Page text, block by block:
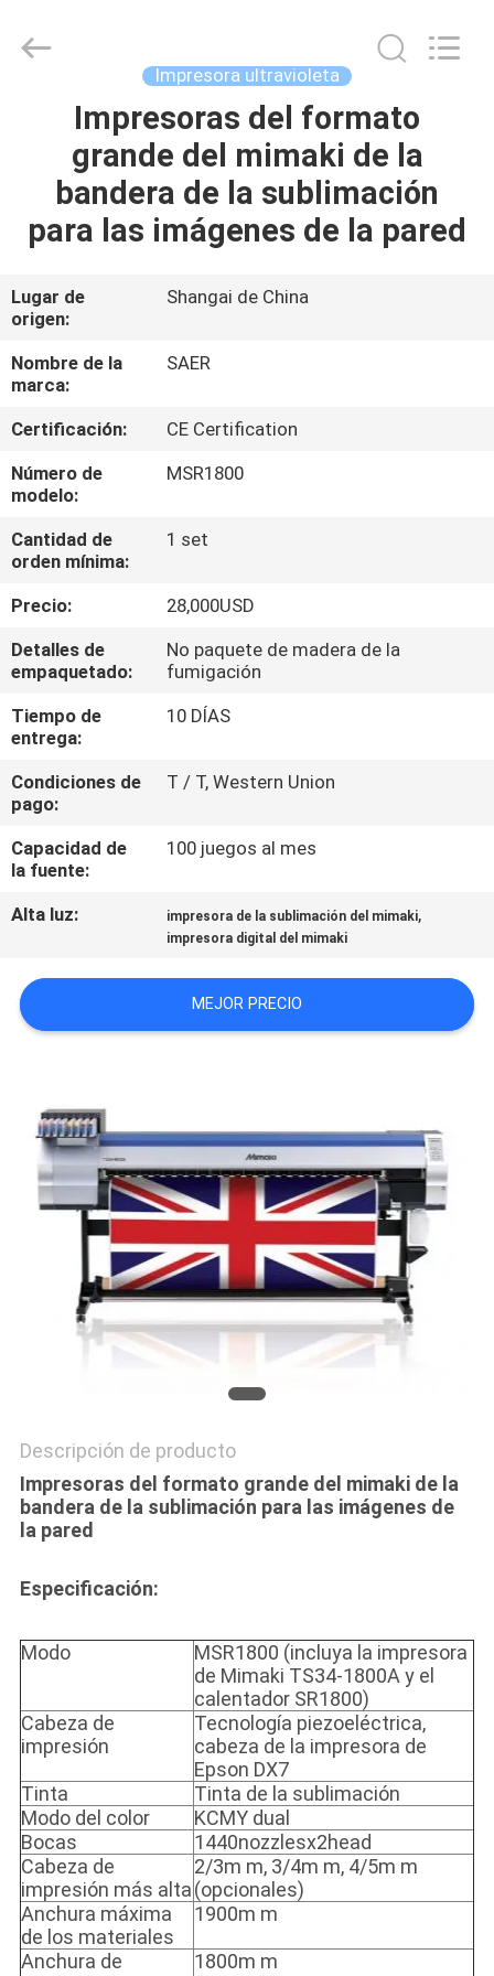
INICIO
PRODUCTOS
VIDEOS
SOBRE
NOSOTROS
VISITA
A
LA
FÁBRICA
CONTROL
DE
CALIDAD
NOTICIAS
TODOS
CASOS
MAPA
DEL
POLÍTICA
Digital
Supplier
Impresora ultravioleta
Impresoras del formato
grande del mimaki de la
bandera de la sublimación
para las imágenes de la pared
Lugar de
origen:
Shangai de China
Nombre de la
marca:
SAER
Certificación:
CE Certification
Número de
modelo:
MSR1800
Cantidad de
orden mínima:
1 set
Precio:
28,000USD
Detalles de
empaquetado:
No paquete de madera de la
fumigación
Tiempo de
entrega:
10 DÍAS
Condiciones de
pago:
T / T, Western Union
Capacidad de
la fuente:
100 juegos al mes
Alta luz: impresora de la sublimación del mimaki,
impresora digital del mimaki
MEJOR PRECIO
Descripción de producto
Impresoras del formato grande del mimaki de la
bandera de la sublimación para las imágenes de
la pared
Especificación:
Modo
MSR1800 (incluya la impresora
de Mimaki TS34-1800A y el
calentador SR1800)
Cabeza de
impresión
Tecnología piezoeléctrica,
cabeza de la impresora de
Epson DX7
Tinta
Tinta de la sublimación
Modo del color
KCMY dual
Bocas
1440nozzlesx2head
Cabeza de
impresión más alta
2/3m m, 3/4m m, 4/5m m
(opcionales)
Anchura máxima
de los materiales
1900m m
Anchura de
1800m m